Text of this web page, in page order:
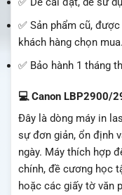
✅ Sản phẩm cũ,
khách hàng chọn mua.
✅ Bảo hành 1 tháng
💻 Canon LBP2900/
Đây là dòng máy in
sự đơn giản, ổn định
ngày. Máy thích hợp
chính, đề cương học
hoặc các giấy tờ văn